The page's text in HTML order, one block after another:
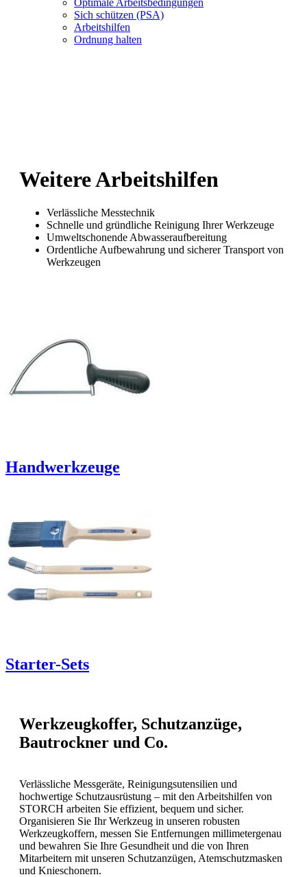
Optimale Arbeitsbedingungen
Sich schützen (PSA)
Arbeitshilfen
Ordnung halten
Weitere Arbeitshilfen
Verlässliche Messtechnik
Schnelle und gründliche Reinigung Ihrer Werkzeuge
Umweltschonende Abwasseraufbereitung
Ordentliche Aufbewahrung und sicherer Transport von
Werkzeugen
Handwerkzeuge
Starter-Sets
Werkzeugkoffer, Schutzanzüge,
Bautrockner und Co.
Verlässliche Messgeräte, Reinigungsutensilien und
hochwertige Schutzausrüstung – mit den Arbeitshilfen von
STORCH arbeiten Sie effizient, bequem und sicher.
Organisieren Sie Ihr Werkzeug in unseren robusten
Werkzeugkoffern, messen Sie Entfernungen millimetergenau
und bewahren Sie Ihre Gesundheit und die von Ihren
Mitarbeitern mit unseren Schutzanzügen, Atemschutzmasken
und Knieschonern.